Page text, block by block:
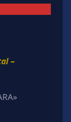
–